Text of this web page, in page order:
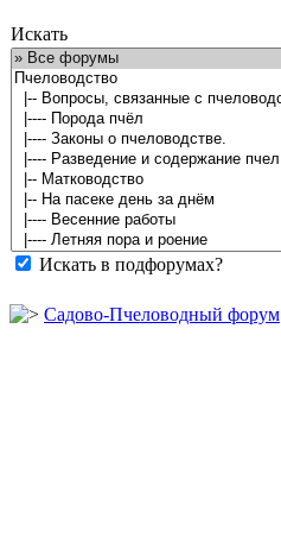
Искать
Искать в подфорумах?
Садово-Пчеловодный форум